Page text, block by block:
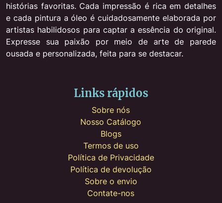
histórias favoritas. Cada impressão é rica em detalhes
e cada pintura a óleo é cuidadosamente elaborada por
artistas habilidosos para captar a essência do original.
Expresse sua paixão por meio de arte de parede
ousada e personalizada, feita para se destacar.
Links rápidos
Sobre nós
Nosso Catálogo
Blogs
Termos de uso
Política de Privacidade
Política de devolução
Sobre o envio
Contate-nos